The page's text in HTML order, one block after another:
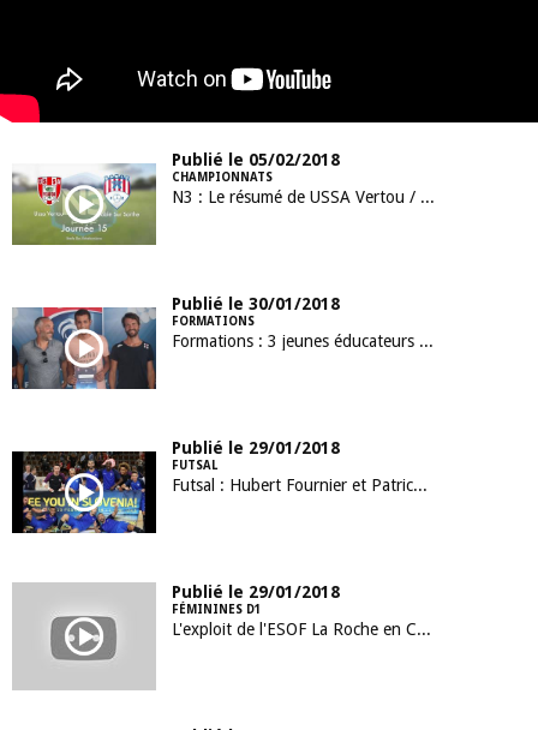
Publié le 05/02/2018
CHAMPIONNATS
N3 : Le résumé de USSA Vertou / Sablé FC
Publié le 30/01/2018
FORMATIONS
Formations : 3 jeunes éducateurs heureux titulaires du B.M.F.
Publié le 29/01/2018
FUTSAL
Futsal : Hubert Fournier et Patrick Pion à fond derrière les Bleus !
Publié le 29/01/2018
FÉMININES D1
L'exploit de l'ESOF La Roche en Coupe de France